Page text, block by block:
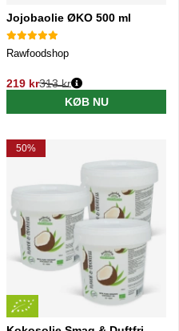
Jojobaolie ØKO 500 ml
Rawfoodshop
219 kr
Normalpris:
313 kr
KØB NU
50%